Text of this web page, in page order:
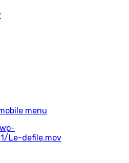
menu
Le-defile.mov